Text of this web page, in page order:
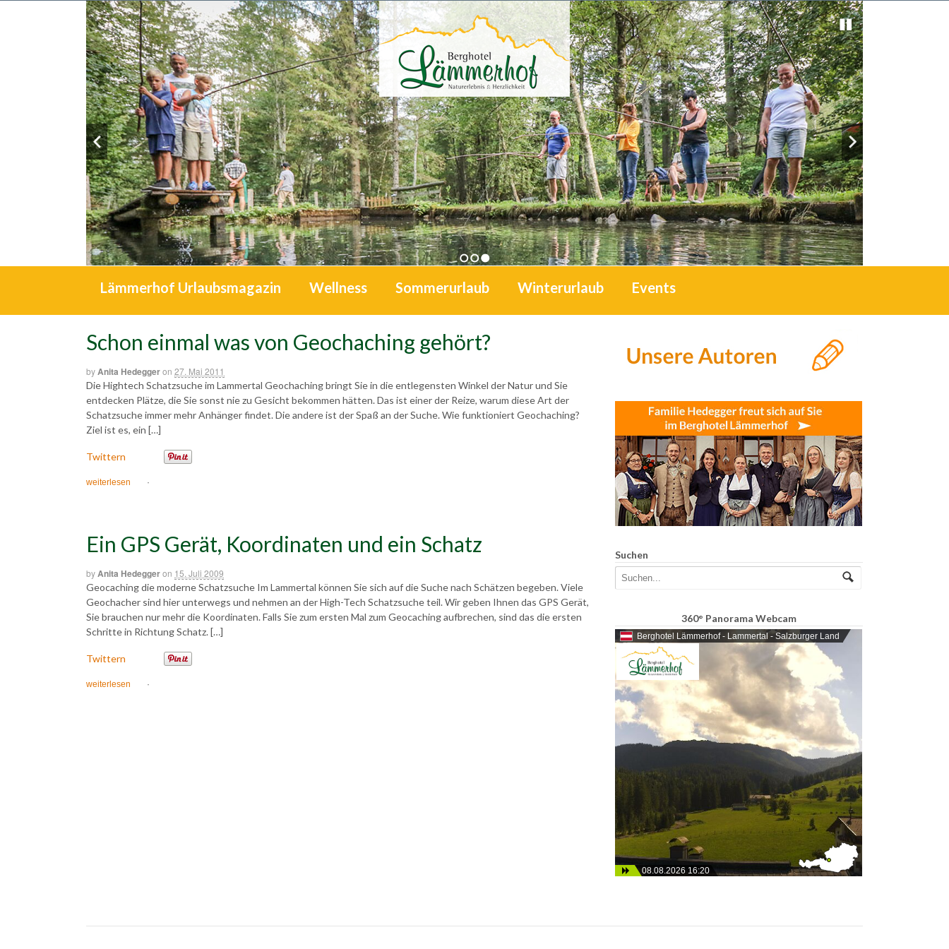
1 2 3
Lämmerhof Urlaubsmagazin Wellness Sommerurlaub Winterurlaub Events
Schon einmal was von Geochaching gehört?
byAnita Hedeggeron 27. Mai 2011
Die Hightech Schatzsuche im Lammertal Geochaching bringt Sie in die entlegensten Winkel der Natur und Sie
entdecken Plätze, die Sie sonst nie zu Gesicht bekommen hätten. Das ist einer der Reize, warum diese Art der
Schatzsuche immer mehr Anhänger findet. Die andere ist der Spaß an der Suche. Wie funktioniert Geochaching?
Ziel ist es, ein […]
Twittern
weiterlesen ·
Ein GPS Gerät, Koordinaten und ein Schatz
byAnita Hedeggeron 15. Juli 2009
Geocaching die moderne Schatzsuche Im Lammertal können Sie sich auf die Suche nach Schätzen begeben. Viele
Geochacher sind hier unterwegs und nehmen an der High-Tech Schatzsuche teil. Wir geben Ihnen das GPS Gerät,
Sie brauchen nur mehr die Koordinaten. Falls Sie zum ersten Mal zum Geocaching aufbrechen, sind das die ersten
Schritte in Richtung Schatz. […]
Twittern
weiterlesen ·
Suchen
360° Panorama Webcam
Berghotel Lämmerhof - Lammertal - Salzburger Land
08.08.2026 16:20